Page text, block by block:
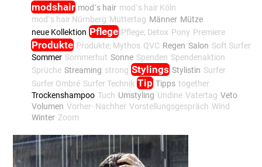
modshair mod´s hair mod´s hair Köln
mod´s hair Nürnberg Muttertag Männer Mütze
neue Kollektion Pflege Pflege; Detox Pony Premiere
Produkte Produkte; Mythos QVC Regen Salon Soft Surfer
Sommer Sommerhut Sonne Spenden Spendenaktion
Sprüche Streaming strong Stylings Stylistin Surfer
Surfer Ombré Surfer Technik Tip Tipps together
Trockenshampoo Tuch Umstyling Undine Vatertag Veto
Volumen Vorher- Nachher Vorstellungsgespräch Wind
Winter Zoom